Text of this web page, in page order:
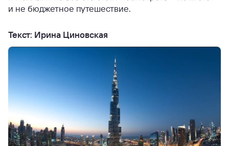
и не бюджетное путешествие.
Текст: Ирина Циновская